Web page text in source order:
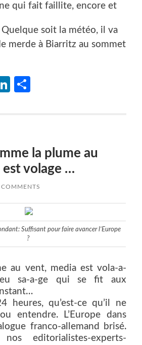
qui fait faillite, encore et
soit la météo, il va
merde à Biarritz au sommet
LinkedIn
la plume au
volage …
Suffisant pour faire avancer l’Europe
?
au vent, media est vola-a-
sa-a-ge qui se fit aux
heures, qu’est-ce qu’il ne
entendre. L’Europe dans
franco-allemand brisé.
editorialistes-experts-